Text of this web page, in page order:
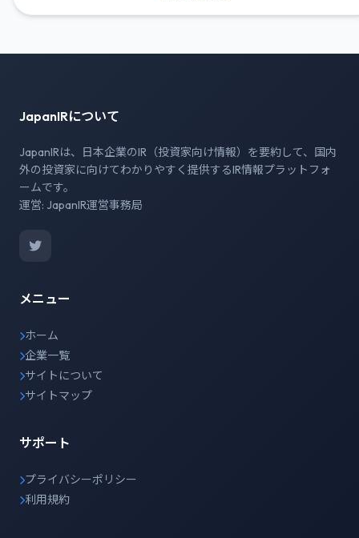
JapanIRについて
JapanIRは、日本企業のIR（投資家向け情報）を要約して、国内
外の投資家に向けてわかりやすく提供するIR情報プラットフォ
ームです。
運営: JapanIR運営事務局
メニュー
ホーム
企業一覧
サイトについて
サイトマップ
サポート
プライバシーポリシー
利用規約